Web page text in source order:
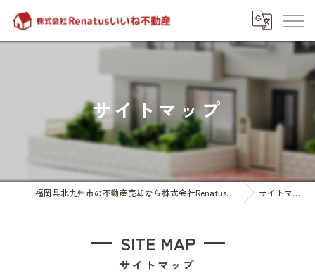
サイトマップ
福岡県北九州市の不動産売却なら株式会社Renatusいいね不動産 サイトマップ
サイトマップ
SITE MAP